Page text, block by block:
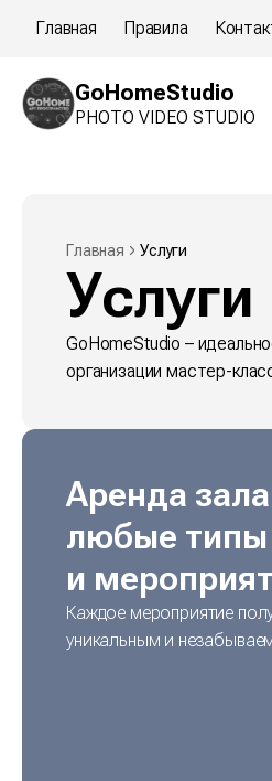
Главная Правила
GoHomeStudio
PHOTO VIDEO STUDIO
Главная Услуги
Услуги
GoHomeStudio –
организации мастер-
Аренда
любые
и
Каждое мероприятие
уникальным и